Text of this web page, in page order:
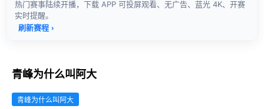
青峰为什么叫阿大
青峰为什么叫阿大